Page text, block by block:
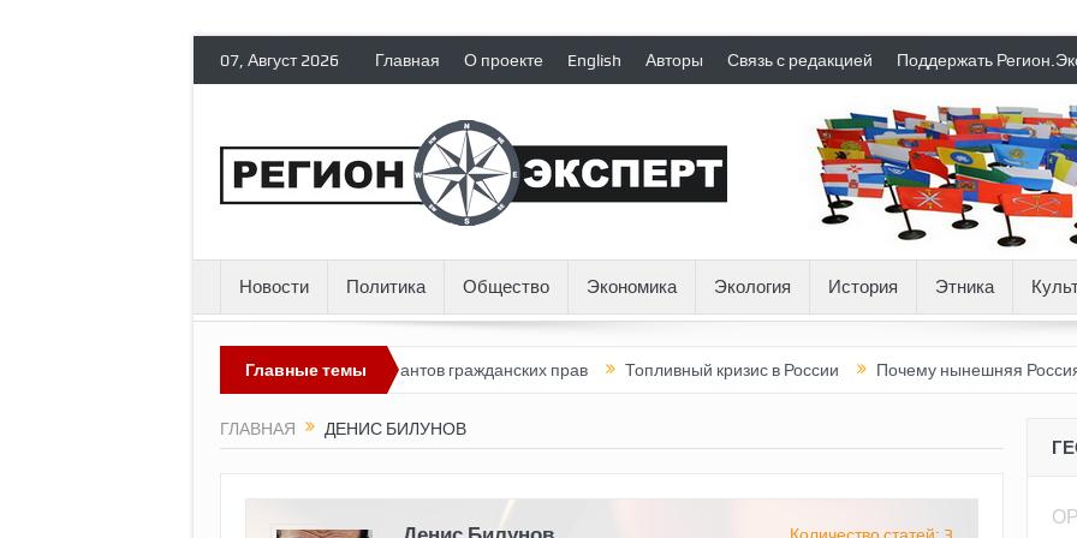
07, Август 2026 Главная О проекте English Авторы Связь с редакцией Поддержать
Новости Политика Общество Экономика Экология История Этника
Главные темы
Россия лишает политических эмигрантов гражданских прав Топливный кризис в России Почему нынешняя Россия
ГЛАВНАЯ ДЕНИС БИЛУНОВ